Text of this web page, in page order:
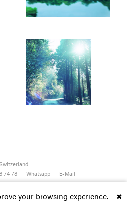
74 78 Whatsapp E-Mail
Vimeo Youtube ✖
your browsing experience.